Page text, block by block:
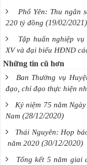
Phổ Yên: Thu ngân
220 tỷ đồng (19/02/2021)
Tập huấn nghiệp
XV và đại biểu HĐND
Những tin cũ hơn
Ban Thường vụ
đạo, chỉ đạo thực hiện
Kỷ niệm 75 năm
Nam (28/12/2020)
Thái Nguyên: Họp
năm 2020 (30/12/2020)
Tổng kết 5 năm giai